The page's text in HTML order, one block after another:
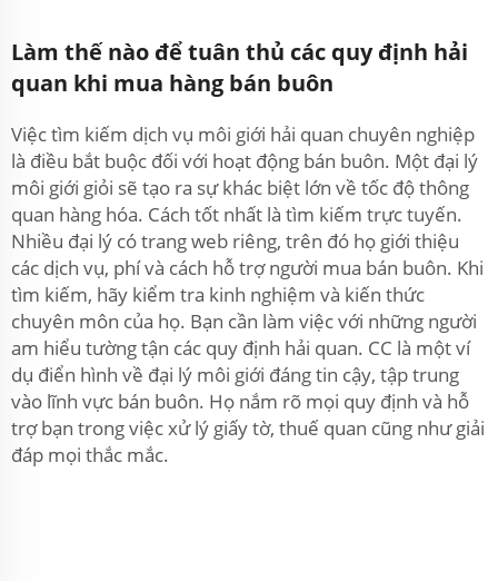
Làm thế nào để tuân thủ các quy định hải
quan khi mua hàng bán buôn
Việc tìm kiếm dịch vụ môi giới hải quan chuyên nghiệp
là điều bắt buộc đối với hoạt động bán buôn. Một đại lý
môi giới giỏi sẽ tạo ra sự khác biệt lớn về tốc độ thông
quan hàng hóa. Cách tốt nhất là tìm kiếm trực tuyến.
Nhiều đại lý có trang web riêng, trên đó họ giới thiệu
các dịch vụ, phí và cách hỗ trợ người mua bán buôn. Khi
tìm kiếm, hãy kiểm tra kinh nghiệm và kiến thức
chuyên môn của họ. Bạn cần làm việc với những người
am hiểu tường tận các quy định hải quan. CC là một ví
dụ điển hình về đại lý môi giới đáng tin cậy, tập trung
vào lĩnh vực bán buôn. Họ nắm rõ mọi quy định và hỗ
trợ bạn trong việc xử lý giấy tờ, thuế quan cũng như giải
đáp mọi thắc mắc.